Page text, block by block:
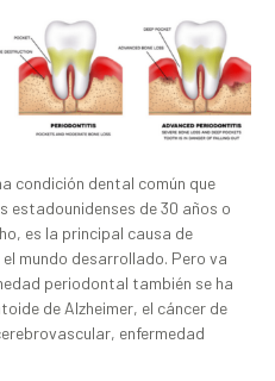
condición dental común que
estadounidenses de 30 años o
es la principal causa de
mundo desarrollado. Pero va
periodontal también se ha
de Alzheimer, el cáncer de
enfermedad